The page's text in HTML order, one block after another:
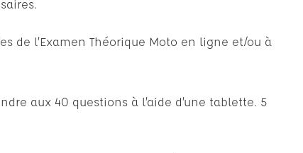
de l’Examen Théorique Moto en ligne et/ou à
aux 40 questions à l’aide d’une tablette. 5